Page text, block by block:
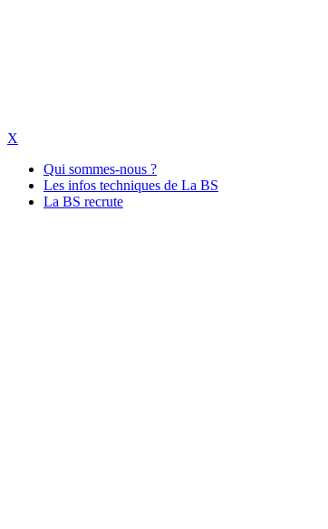
X
Qui sommes-nous ?
Les infos techniques de La BS
La BS recrute